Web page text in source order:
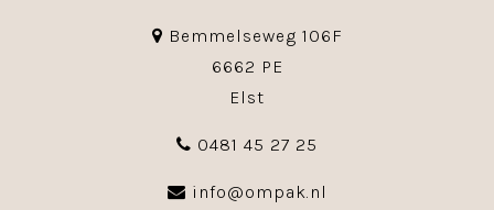
Bemmelseweg 106F
6662 PE
Elst
0481 45 27 25
info@ompak.nl